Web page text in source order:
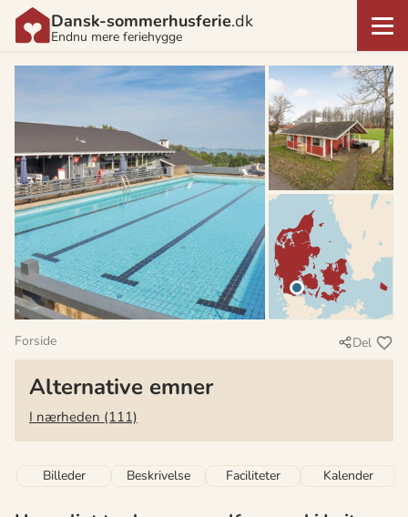
Dansk-sommerhusferie.dk
Endnu mere feriehygge
Forside Del
Alternative emner
I nærheden (111)
Billeder Beskrivelse Faciliteter Kalender